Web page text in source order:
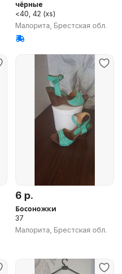
чёрные
<40, 42 (xs)
Малорита, Брестская обл.
6 р.
Босоножки
37
Малорита, Брестская обл.